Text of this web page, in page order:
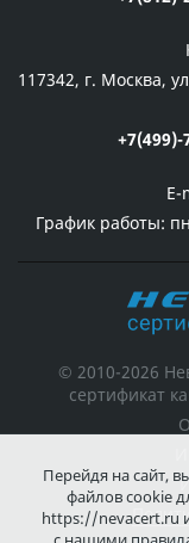
117342, г. Москва,
+7(499)-
E-
График работы:
© 2010-2026
сертификат
Перейдя на сайт,
файлов cookie
https://nevacert.ru